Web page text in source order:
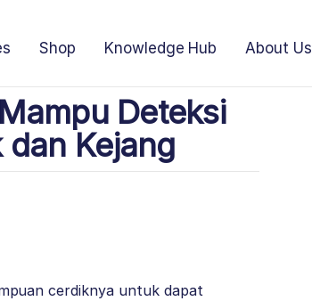
Shop Knowledge Hub About Us
Deteksi
dan Kejang
cerdiknya untuk dapat